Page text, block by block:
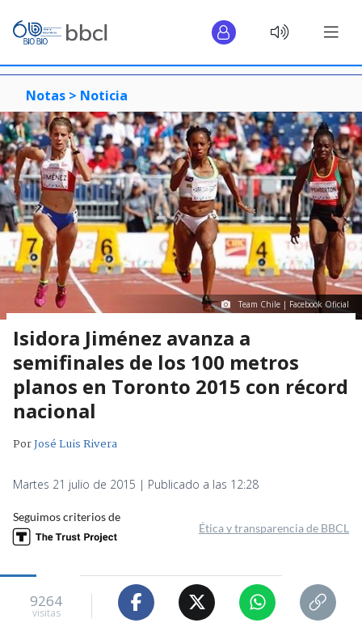
Notas > Noticia
Team Chile | Facebook Oficial
Isidora Jiménez avanza a
semifinales de los 100 metros
planos en Toronto 2015 con récord
nacional
PorJosé Luis Rivera
Martes 21 julio de 2015 | Publicado a las 12:28
Seguimos criterios de
Ética y transparencia de BBCL
9264
visitas